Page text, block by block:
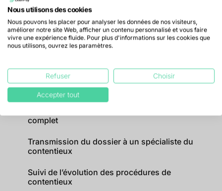
Centralisez le suivi de vos
dossiers contentieux
Mise en contentieux en un clic
Centralisation des dossiers de contentieux
complet
Transmission du dossier à un spécialiste du
contentieux
Suivi de l’évolution des procédures de
contentieux
Nous utilisons des cookies
Nous pouvons les placer pour analyser les données de nos visiteurs,
améliorer notre site Web, afficher un contenu personnalisé et vous faire
vivre une expérience fluide. Pour plus d'informations sur les cookies que
nous utilisons, ouvrez les paramètres.
Refuser Choisir
Accepter tout